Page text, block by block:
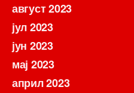
август 2023
јул 2023
јун 2023
мај 2023
април 2023